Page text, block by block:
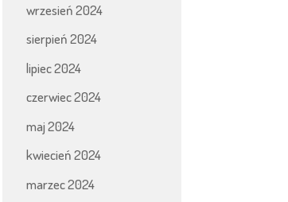
wrzesień 2024
sierpień 2024
lipiec 2024
czerwiec 2024
maj 2024
kwiecień 2024
marzec 2024